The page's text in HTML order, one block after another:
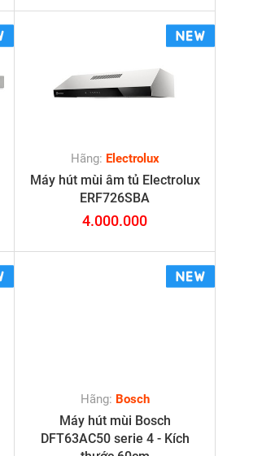
Hãng: Electrolux
Máy hút mùi âm tủ Electrolux
ERF726SBA
4.000.000
Hãng: Bosch
Máy hút mùi Bosch
DFT63AC50 serie 4 - Kích